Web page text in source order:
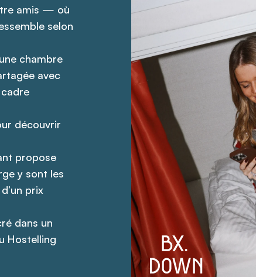
amis — où
selon
chambre
avec
découvrir
propose
y sont les
prix
dans un
Hostelling